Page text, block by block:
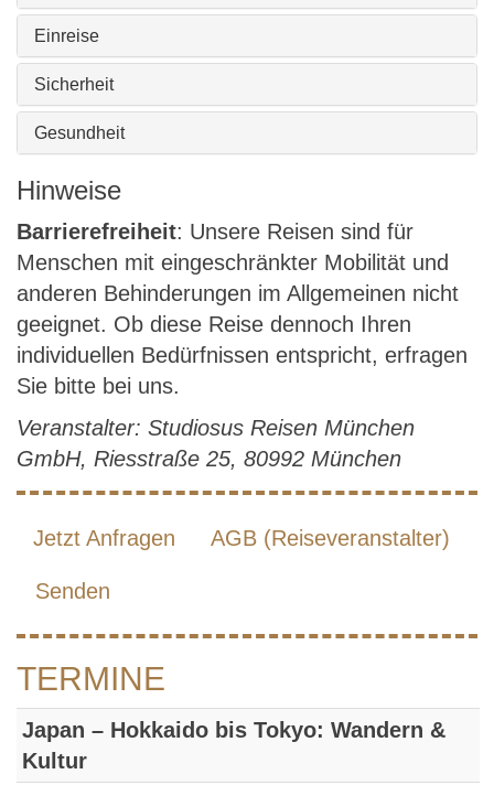
Einreise
Sicherheit
Gesundheit
Hinweise
Barrierefreiheit: Unsere Reisen sind für
Menschen mit eingeschränkter Mobilität und
anderen Behinderungen im Allgemeinen nicht
geeignet. Ob diese Reise dennoch Ihren
individuellen Bedürfnissen entspricht, erfragen
Sie bitte bei uns.
Veranstalter: Studiosus Reisen München
GmbH, Riesstraße 25, 80992 München
Jetzt Anfragen AGB (Reiseveranstalter)
Senden
TERMINE
Japan – Hokkaido bis Tokyo: Wandern &
Kultur